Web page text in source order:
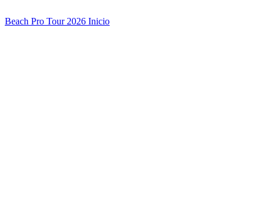
Beach Pro Tour 2026 Inicio